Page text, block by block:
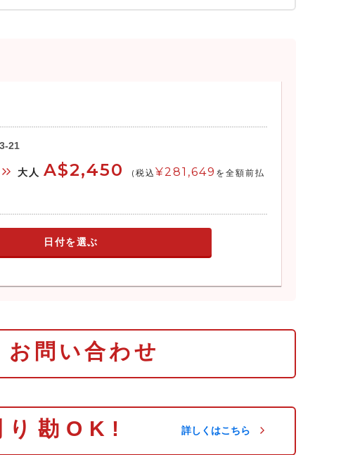
21
大人 A$2,450 (税込 ¥281,649 を全額前払
日付を選ぶ
お問い合わせ
り勘OK! 詳しくはこちら